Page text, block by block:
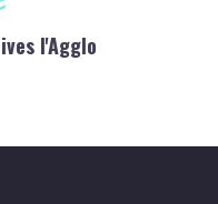
l'Agglo